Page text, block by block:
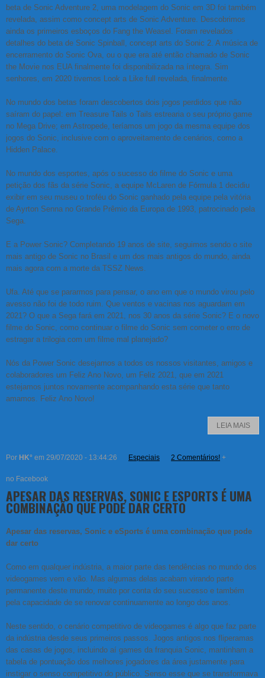
beta de Sonic Adventure 2, uma modelagem do Sonic em 3D foi também
revelada, assim como concept arts de Sonic Adventure. Descobrimos
ainda os primeiros esboços do Fang the Weasel. Foram revelados
detalhes do beta de Sonic Spinball, concept arts do Sonic 2. A música de
encerramento do Sonic Ova, ou o que era até então chamado de Sonic
the Movie nos EUA finalmente foi disponibilizada na íntegra. Sim
senhores, em 2020 tivemos Look a Like full revelada, finalmente.
No mundo dos betas foram descobertos dois jogos perdidos que não
saíram do papel: em Treasure Tails o Tails estrearia o seu próprio game
no Mega Drive; em Astropede, teríamos um jogo da mesma equipe dos
jogos do Sonic, inclusive com o aproveitamento de cenários, como a
Hidden Palace.
No mundo dos esportes, após o sucesso do filme do Sonic e uma
petição dos fãs da série Sonic, a equipe McLaren de Fórmula 1 decidiu
exibir em seu museu o troféu do Sonic ganhado pela equipe pela vitória
de Ayrton Senna no Grande Prêmio da Europa de 1993, patrocinado pela
Sega.
E a Power Sonic? Completando 19 anos de site, seguimos sendo o site
mais antigo de Sonic no Brasil e um dos mais antigos do mundo, ainda
mais agora com a morte da TSSZ News.
Ufa. Até que se pararmos para pensar, o ano em que o mundo virou pelo
avesso não foi de todo ruim. Que ventos e vacinas nos aguardam em
2021? O que a Sega fará em 2021, nos 30 anos da série Sonic? E o novo
filme do Sonic, como continuar o filme do Sonic sem cometer o erro de
estragar a trilogia com um filme mal planejado?
Nós da Power Sonic desejamos a todos os nossos visitantes, amigos e
colaboradores um Feliz Ano Novo, um Feliz 2021, que em 2021
estejamos juntos novamente acompanhando esta série que tanto
amamos. Feliz Ano Novo!
LEIA MAIS
Por HK° em 29/07/2020 - 13:44:26 Especiais 2 Comentários! +
no Facebook
APESAR DAS RESERVAS, SONIC E ESPORTS É UMA
COMBINAÇÃO QUE PODE DAR CERTO
Apesar das reservas, Sonic e eSports é uma combinação que pode
dar certo
Como em qualquer indústria, a maior parte das tendências no mundo dos
videogames vem e vão. Mas algumas delas acabam virando parte
permanente deste mundo, muito por conta do seu sucesso e também
pela capacidade de se renovar continuamente ao longo dos anos.
Neste sentido, o cenário competitivo de videogames é algo que faz parte
da indústria desde seus primeiros passos. Jogos antigos nos fliperamas
das casas de jogos, incluindo aí games da franquia Sonic, mantinham a
tabela de pontuação dos melhores jogadores da área justamente para
instigar o senso competitivo do público. Senso esse que se transformava